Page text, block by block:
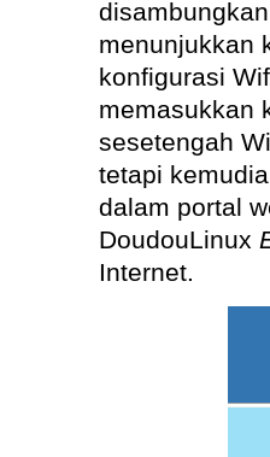
menunjukkan
konfigurasi
memasukkan
sesetengah
tetapi
dalam portal
DoudouLinux
Internet.